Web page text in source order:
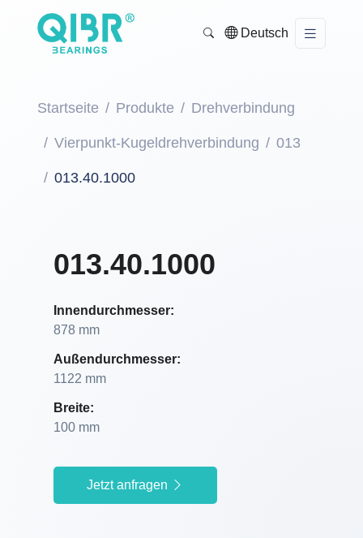
Deutsch
Startseite Produkte Drehverbindung
Vierpunkt-Kugeldrehverbindung 013
013.40.1000
013.40.1000
Innendurchmesser:
878 mm
Außendurchmesser:
1122 mm
Breite:
100 mm
Jetzt anfragen